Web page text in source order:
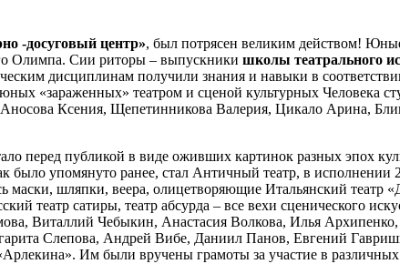
-досуговый центр», был потрясен великим действом!
Олимпа. Сии риторы – выпускники школы театрального
дисциплинам получили знания и навыки в
«зараженных» театром и сценой культурных Человека
Ксения, Щепетинникова Валерия, Цикало Арина,
перед публикой в виде оживших картинок разных эпох
было упомянуто ранее, стал Античный театр, в исполнении
шляпки, веера, олицетворяющие Итальянский театр
театр сатиры, театр абсурда – все вехи сценического
Виталлий Чебыкин, Анастасия Волкова, Илья
Слепова, Андрей Вибе, Даниил Панов, Евгений
Им были вручены грамоты за участие в различных